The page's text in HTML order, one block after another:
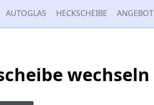
AUTOGLAS HECKSCHEIBE ANGEBOT
wechseln